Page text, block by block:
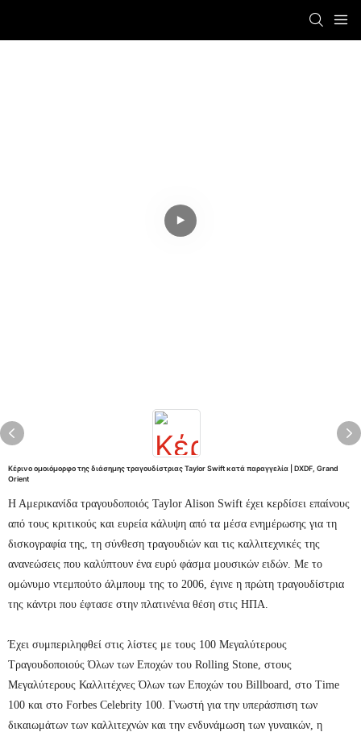
Κέρινο ομοιόμορφο της διάσημης τραγουδίστριας Taylor Swift κατά παραγγελία | DXDF, Grand
Orient
Η Αμερικανίδα τραγουδοποιός Taylor Alison Swift έχει κερδίσει επαίνους
από τους κριτικούς και ευρεία κάλυψη από τα μέσα ενημέρωσης για τη
δισκογραφία της, τη σύνθεση τραγουδιών και τις καλλιτεχνικές της
ανανεώσεις που καλύπτουν ένα ευρύ φάσμα μουσικών ειδών. Με το
ομώνυμο ντεμπούτο άλμπουμ της το 2006, έγινε η πρώτη τραγουδίστρια
της κάντρι που έφτασε στην πλατινένια θέση στις ΗΠΑ.
Έχει συμπεριληφθεί στις λίστες με τους 100 Μεγαλύτερους
Τραγουδοποιούς Όλων των Εποχών του Rolling Stone, στους
Μεγαλύτερους Καλλιτέχνες Όλων των Εποχών του Billboard, στο Time
100 και στο Forbes Celebrity 100. Γνωστή για την υπεράσπιση των
δικαιωμάτων των καλλιτεχνών και την ενδυνάμωση των γυναικών, η